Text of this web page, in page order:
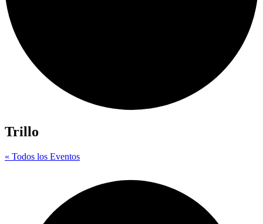
Trillo
« Todos los Eventos